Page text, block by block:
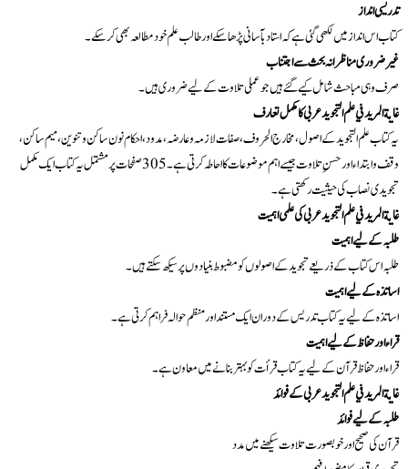
تدریسی انداز
کتاب اس انداز میں لکھی گئی ہے کہ استاد بآسانی پڑھا سکے اور طالب علم خود مطالعہ بھی کر سکے۔
غیر ضروری مناظرانہ بحث سے اجتناب
صرف وہی مباحث شامل کیے گئے ہیں جو عملی تلاوت کے لیے ضروری ہیں۔
غاية المريد في علم التجويد عربی کا مکمل تعارف
یہ کتاب علم التجوید کے اصول، مخارج الحروف، صفات لازمہ و عارضہ، مدود، احکام نون ساکن و تنوین، میم ساکن،
وقف و ابتداء اور حسنِ تلاوت جیسے اہم موضوعات کا احاطہ کرتی ہے۔ 305 صفحات پر مشتمل یہ کتاب ایک مکمل
تجویدی نصاب کی حیثیت رکھتی ہے۔
غاية المريد في علم التجويد عربی کی علمی اہمیت
طلبہ کے لیے اہمیت
طلبہ اس کتاب کے ذریعے تجوید کے اصولوں کو مضبوط بنیادوں پر سیکھ سکتے ہیں۔
اساتذہ کے لیے اہمیت
اساتذہ کے لیے یہ کتاب تدریس کے دوران ایک مستند اور منظم حوالہ فراہم کرتی ہے۔
قراء اور حفاظ کے لیے اہمیت
قراء اور حفاظ قرآن کے لیے یہ کتاب قرأت کو بہتر بنانے میں معاون ہے۔
غاية المريد في علم التجويد عربی کے فوائد
طلبہ کے لیے فوائد
قرآن کی صحیح اور خوبصورت تلاوت سیکھنے میں مدد